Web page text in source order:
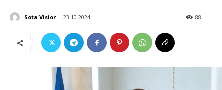
Sota Vision 23.10.2024 88